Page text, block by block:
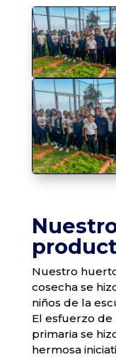
Nuestro
cosecha se
niños de la
El esfuerzo
primaria se
hermosa